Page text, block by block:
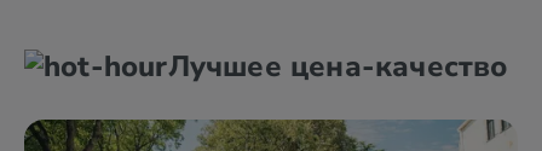
Лучшее цена-качество